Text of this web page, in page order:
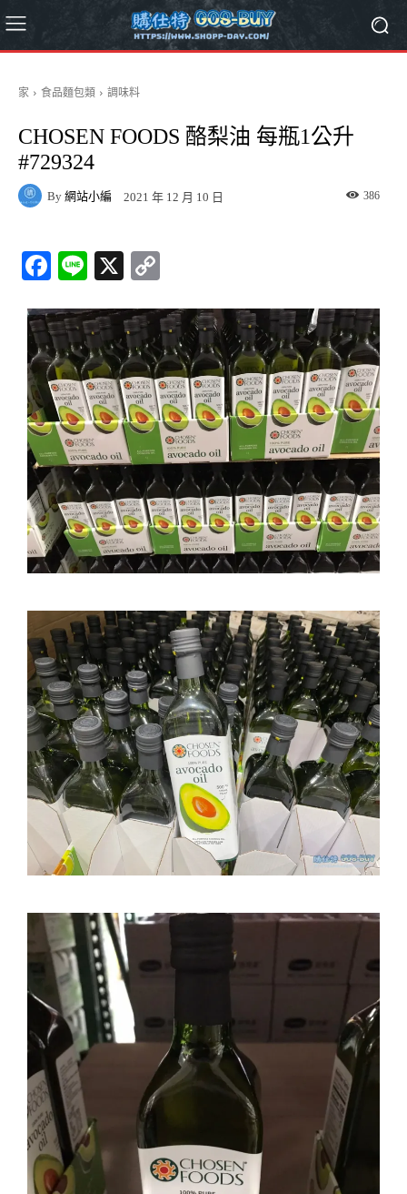
家 食品麵包類 調味料
CHOSEN FOODS 酪梨油 每瓶1公升
#729324
By 網站小編 2021 年 12 月 10 日 386
Fa
bo
ok
Li
X
y
Li
nk